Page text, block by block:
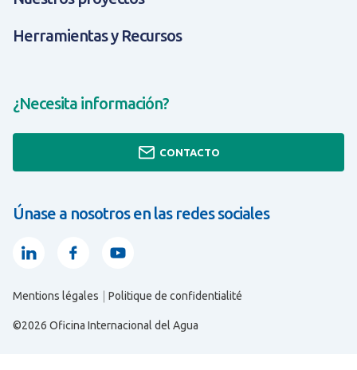
TODO SOBRE ¿QUIÉNES SOMOS?
TODO SOBRE EXPERIENCIA Y SOLUCIONES
TODO SOBRE HERRAMIENTAS Y RECURSOS
Herramientas y Recursos
¿Necesita información?
CONTACTO
Únase a nosotros en las redes sociales
LinkedinFacebookYoutube
Mentions légales Politique de confidentialité
©2026 Oficina Internacional del Agua